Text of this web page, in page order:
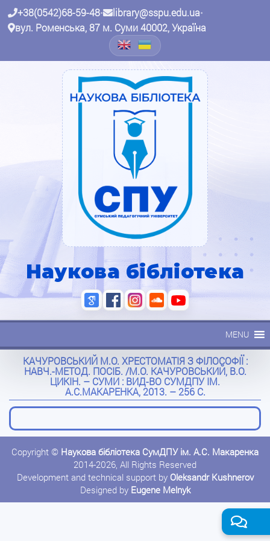
+38(0542)68-59-48• library@sspu.edu.ua•
вул. Роменська, 87 м. Суми 40002, Україна
Наукова бібліотека
MENU
КАЧУРОВСЬКИЙ М.О. ХРЕСТОМАТІЯ З ФІЛОСОФІЇ :
НАВЧ.-МЕТОД. ПОСІБ. /М.О. КАЧУРОВСЬКИЙ, В.О.
ЦИКІН. – СУМИ : ВИД-ВО СУМДПУ ІМ.
А.С.МАКАРЕНКА, 2013. – 256 С.
Copyright © Наукова бібліотека СумДПУ ім. А.С. Макаренка
2014-2026, All Rights Reserved
Development and technical support by Oleksandr Kushnerov
Designed by Eugene Melnyk